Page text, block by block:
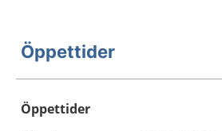
Öppettider
Öppettider